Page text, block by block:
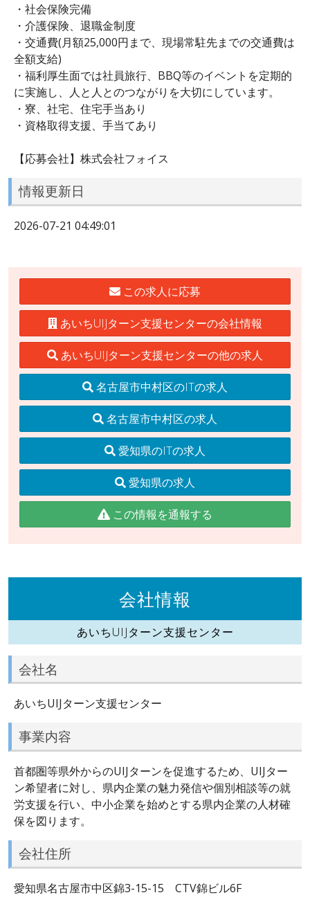
・社会保険完備
・介護保険、退職金制度
・交通費(月額25,000円まで、現場常駐先までの交通費は
全額支給)
・福利厚生面では社員旅行、BBQ等のイベントを定期的
に実施し、人と人とのつながりを大切にしています。
・寮、社宅、住宅手当あり
・資格取得支援、手当てあり
【応募会社】株式会社フォイス
情報更新日
2026-07-21 04:49:01
この求人に応募
あいちUIJターン支援センターの会社情報
あいちUIJターン支援センターの他の求人
名古屋市中村区のITの求人
名古屋市中村区の求人
愛知県のITの求人
愛知県の求人
この情報を通報する
会社情報
あいちUIJターン支援センター
会社名
あいちUIJターン支援センター
事業内容
首都圏等県外からのUIJターンを促進するため、UIJター
ン希望者に対し、県内企業の魅力発信や個別相談等の就
労支援を行い、中小企業を始めとする県内企業の人材確
保を図ります。
会社住所
愛知県名古屋市中区錦3-15-15 CTV錦ビル6F